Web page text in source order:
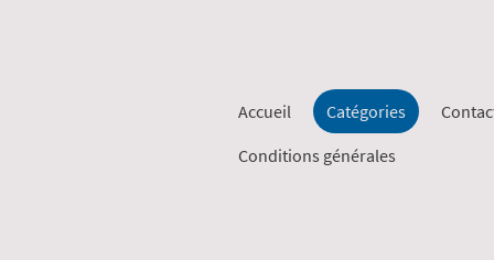
Accueil Catégories
Conditions générales